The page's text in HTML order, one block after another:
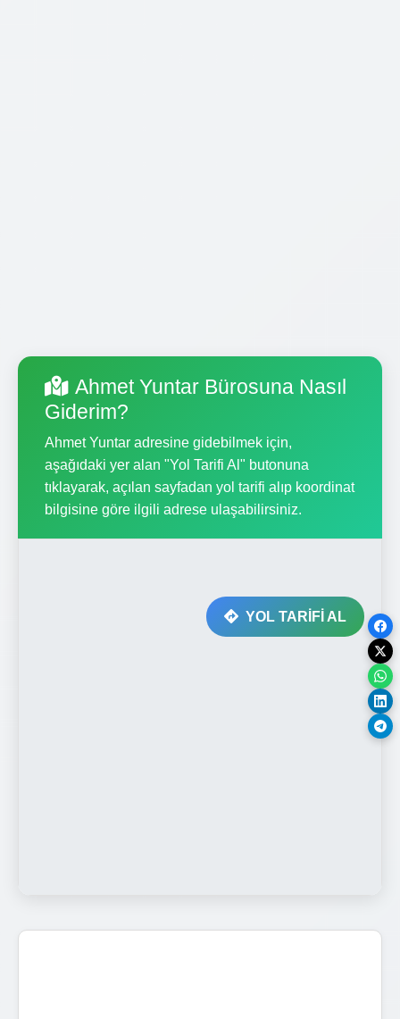
Ahmet Yuntar Bürosuna Nasıl
Giderim?
Ahmet Yuntar adresine gidebilmek için,
aşağıdaki yer alan "Yol Tarifi Al" butonuna
tıklayarak, açılan sayfadan yol tarifi alıp koordinat
bilgisine göre ilgili adrese ulaşabilirsiniz.
YOL TARİFİ AL